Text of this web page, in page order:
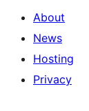
About
News
Hosting
Privacy